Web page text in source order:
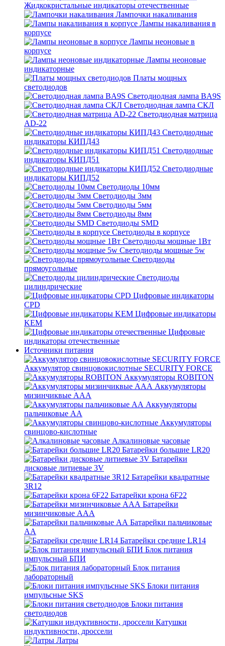
Жидкокристальные индикаторы отечественные
Лампочки накаливания
Лампы накаливания в
корпусе
Лампы неоновые в
корпусе
Лампы неоновые
индикаторные
Платы мощных
светодиодов
Светодиодная лампа BA9S
Светодиодная лампа СКЛ
Светодиодная матрица
AD-22
Светодиодные
индикаторы КИПД43
Светодиодные
индикаторы КИПД51
Светодиодные
индикаторы КИПД52
Светодиоды 10мм
Светодиоды 3мм
Светодиоды 5мм
Светодиоды 8мм
Светодиоды SMD
Светодиоды в корпусе
Светодиоды мощные 1Вт
Светодиоды мощные 5w
Светодиоды
прямоугольные
Светодиоды
цилиндрические
Цифровые индикаторы
CPD
Цифровые индикаторы
KEM
Цифровые
индикаторы отечественные
Источники питания
Аккумулятор свинцовокислотные SECURITY FORCE
Аккумуляторы ROBITON
Аккумуляторы
мизинчиквые ААА
Аккумуляторы
пальчиковые АА
Аккумуляторы
свинцово-кислотные
Алкалиновые часовые
Батарейки большие LR20
Батарейки
дисковые литиевые 3V
Батарейки квадратные
3R12
Батарейки крона 6F22
Батарейки
мизинчиковые ААА
Батарейки пальчиковые
АА
Батарейки средние LR14
Блок питания
импульсный БПИ
Блок питания
лабораторный
Блоки питания
импульсные SKS
Блоки питания
светодиодов
Катушки
индуктивности, дроссели
Латры